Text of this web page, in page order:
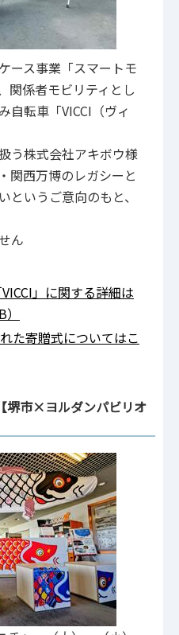
ース事業「スマートモ
関係者モビリティとし
自転車「VICCI（ヴィ
う株式会社アキボウ様
関西万博のレガシーと
というご意向のもと、
ん
」に関する詳細は
た寄贈式についてはこ
堺市×ヨルダンパビリオ